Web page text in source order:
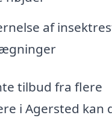
af
tilbud fra flere
i Agersted kan